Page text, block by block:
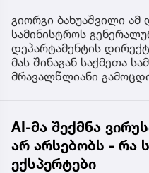
გიორგი ბახუაშვილი ამ
სამინისტროს
დეპარტამენტის
მას შინაგან საქმეთა
მრავალწლიანი
AI-მა შექმნა
არ არსებობს - რა
ექსპერტები